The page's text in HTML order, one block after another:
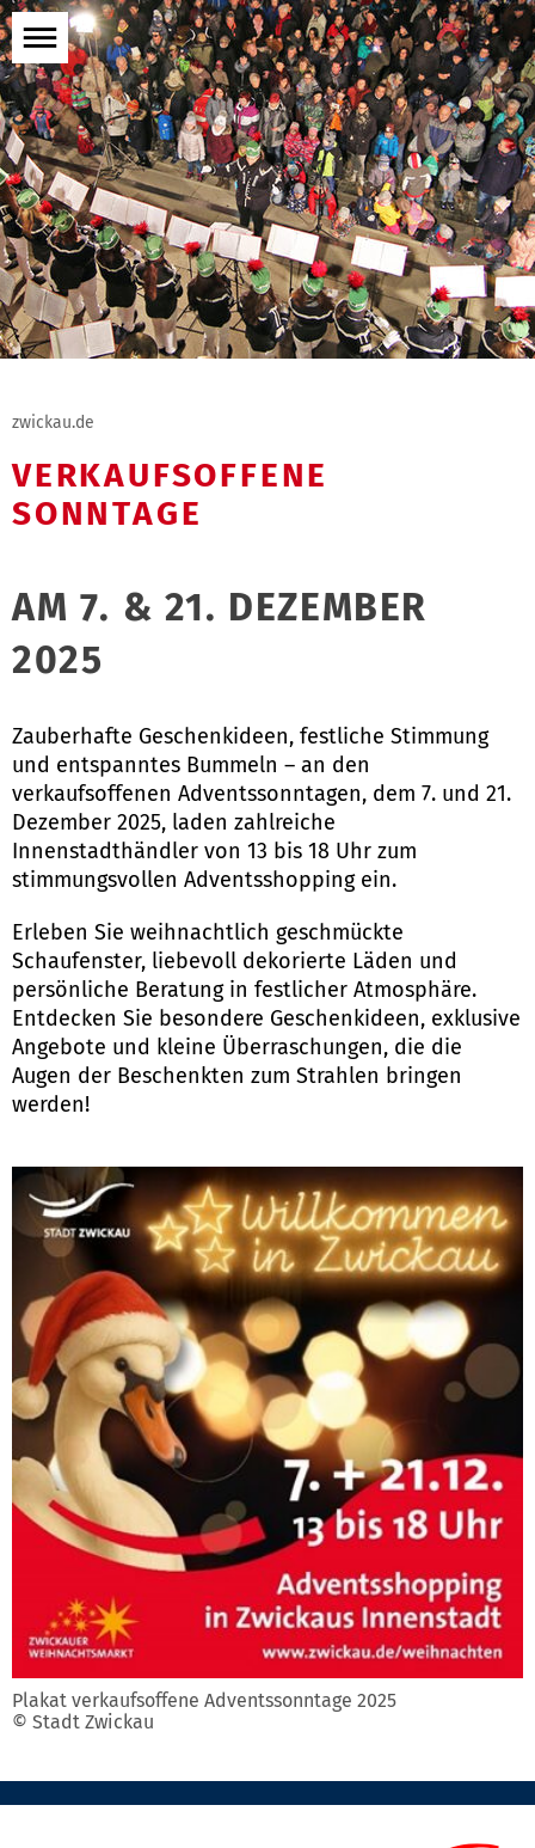
Menü
öffnen
zwickau.de
VERKAUFSOFFENE
SONNTAGE
AM 7. & 21. DEZEMBER
2025
Zauberhafte Geschenkideen, festliche Stimmung
und entspanntes Bummeln – an den
verkaufsoffenen Adventssonntagen, dem 7. und 21.
Dezember 2025, laden zahlreiche
Innenstadthändler von 13 bis 18 Uhr zum
stimmungsvollen Adventsshopping ein.
Erleben Sie weihnachtlich geschmückte
Schaufenster, liebevoll dekorierte Läden und
persönliche Beratung in festlicher Atmosphäre.
Entdecken Sie besondere Geschenkideen, exklusive
Angebote und kleine Überraschungen, die die
Augen der Beschenkten zum Strahlen bringen
werden!
Plakat verkaufsoffene Adventssonntage 2025
© Stadt Zwickau